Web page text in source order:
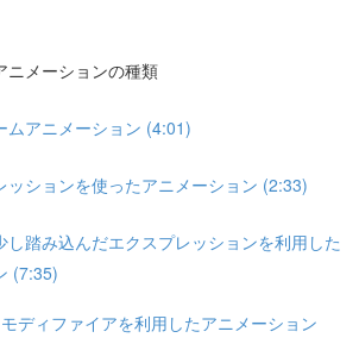
ニメーションの種類
ムアニメーション (4:01)
ッションを使ったアニメーション (2:33)
し踏み込んだエクスプレッションを利用した
(7:35)
ディファイアを利用したアニメーション